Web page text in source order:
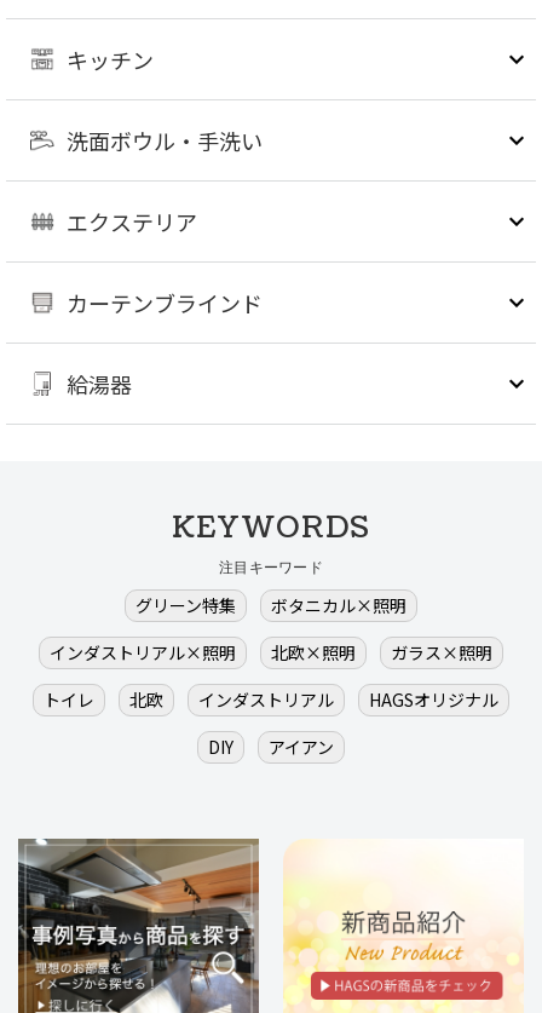
キッチン
洗面ボウル・手洗い
エクステリア
カーテンブラインド
給湯器
KEYWORDS
注目キーワード
グリーン特集
ボタニカル×照明
インダストリアル×照明
北欧×照明
ガラス×照明
トイレ
北欧 インダストリアル
HAGSオリジナル
DIY
アイアン